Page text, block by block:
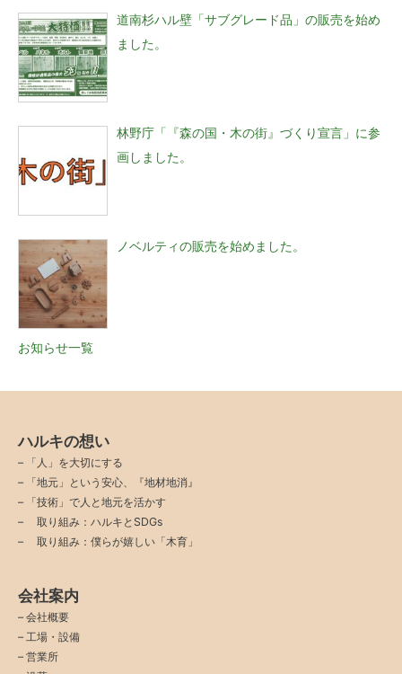
道南杉ハル壁「サブグレード品」の販売を始め
ました。
林野庁「『森の国・木の街』づくり宣言」に参
画しました。
ノベルティの販売を始めました。
お知らせ一覧
ハルキの想い
–
「人」を大切にする
–
「地元」という安心、『地材地消』
–
「技術」で人と地元を活かす
–
取り組み：ハルキとSDGs
–
取り組み：僕らが嬉しい「木育」
会社案内
– 会社概要
– 工場・設備
– 営業所